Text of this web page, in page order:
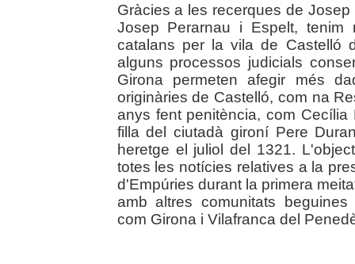
Gràcies a les recerques de
Josep Perarnau i Espelt,
catalans per la vila de Castelló
alguns processos judicials
Girona permeten afegir més
originàries de Castelló, com na
anys fent penitència, com
filla del ciutadà gironí Pere
heretge el juliol del 1321.
totes les notícies relatives a la
d'Empúries durant la primera
amb altres comunitats
com Girona i Vilafranca del